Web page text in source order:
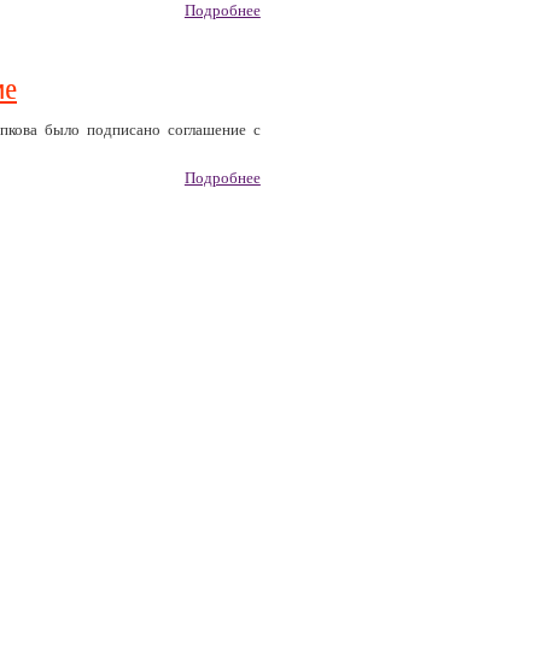
Подробнее
было подписано соглашение с
Подробнее